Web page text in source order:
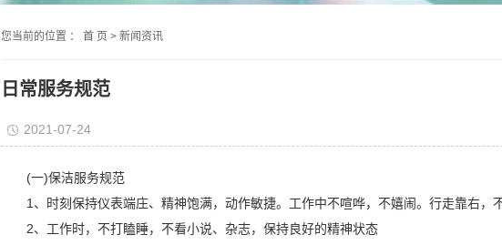
您当前的位置 ： 首 页 > 新闻资讯
日常服务规范
2021-07-24
(一)保洁服务规范
1、时刻保持仪表端庄、精神饱满，动作敏捷。工作中不喧哗，不嬉闹。行走靠右，
2、工作时，不打瞌睡，不看小说、杂志，保持良好的精神状态